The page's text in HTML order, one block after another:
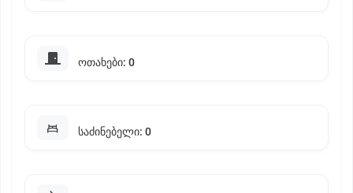
ოთახები: 0
საძინებელი: 0